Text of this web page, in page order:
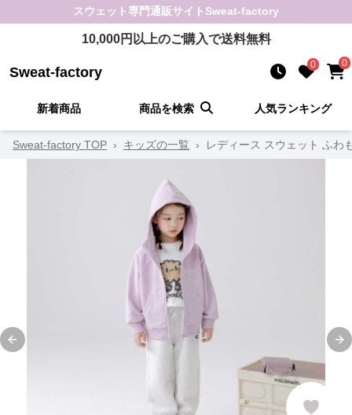
スウェット専門通販サイト Sweat-factory
10,000円以上のご購入で送料無料
Sweat-factory 0 0
新着商品 商品を検索 人気ランキング
Sweat-factory TOP › キッズの一覧 › レディース スウェット ふわ
Previous slide